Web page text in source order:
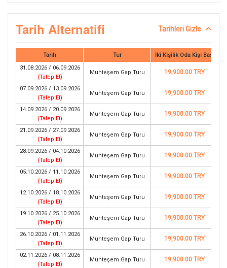
Tarih Alternatifi Tarihleri Gizle
Tarih Tur
İki Kişilik Oda Kişi Başı
31.08.2026 / 06.09.2026
(Talep Et)
Muhteşem Gap Turu 19,900.00 TRY
07.09.2026 / 13.09.2026
(Talep Et)
Muhteşem Gap Turu 19,900.00 TRY
14.09.2026 / 20.09.2026
(Talep Et)
Muhteşem Gap Turu 19,900.00 TRY
21.09.2026 / 27.09.2026
(Talep Et)
Muhteşem Gap Turu 19,900.00 TRY
28.09.2026 / 04.10.2026
(Talep Et)
Muhteşem Gap Turu 19,900.00 TRY
05.10.2026 / 11.10.2026
(Talep Et)
Muhteşem Gap Turu 19,900.00 TRY
12.10.2026 / 18.10.2026
(Talep Et)
Muhteşem Gap Turu 19,900.00 TRY
19.10.2026 / 25.10.2026
(Talep Et)
Muhteşem Gap Turu 19,900.00 TRY
26.10.2026 / 01.11.2026
(Talep Et)
Muhteşem Gap Turu 19,900.00 TRY
02.11.2026 / 08.11.2026
(Talep Et)
Muhteşem Gap Turu 19,900.00 TRY